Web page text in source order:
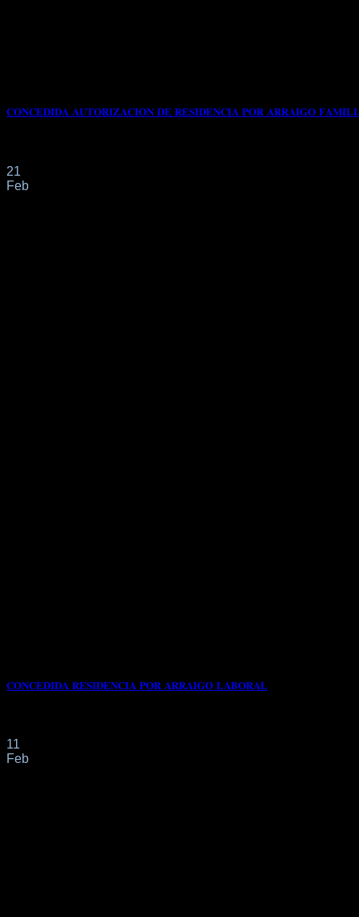
𝐂𝐎𝐍𝐂𝐄𝐃𝐈𝐃𝐀 𝐀𝐔𝐓𝐎𝐑𝐈𝐙𝐀𝐂𝐈𝐎𝐍 𝐃𝐄 𝐑𝐄𝐒𝐈𝐃𝐄𝐍𝐂𝐈𝐀 𝐏𝐎𝐑 𝐀𝐑𝐑𝐀𝐈𝐆𝐎
21
Feb
𝐂𝐎𝐍𝐂𝐄𝐃𝐈𝐃𝐀 𝐑𝐄𝐒𝐈𝐃𝐄𝐍𝐂𝐈𝐀 𝐏𝐎𝐑 𝐀𝐑𝐑𝐀𝐈𝐆𝐎 𝐋𝐀𝐁𝐎𝐑𝐀𝐋
11
Feb